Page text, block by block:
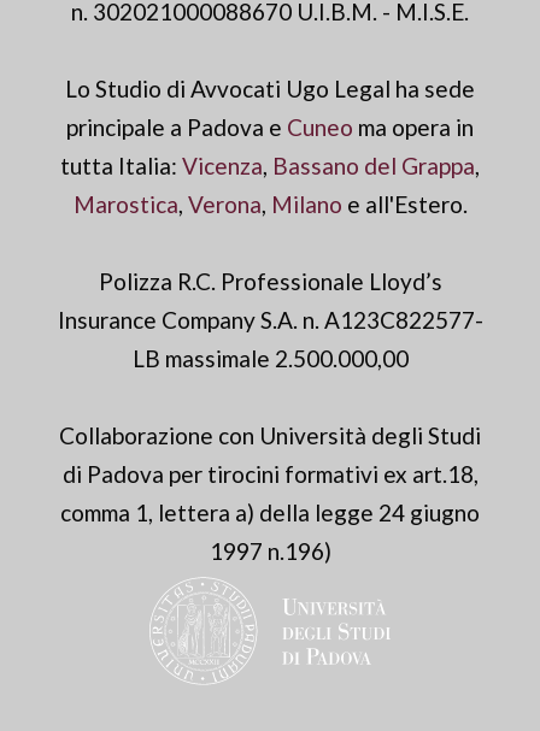
n. 302021000088670 U.I.B.M. - M.I.S.E.
Lo Studio di Avvocati Ugo Legal ha sede
principale a Padova e Cuneo ma opera in
tutta Italia: Vicenza, Bassano del Grappa,
Marostica, Verona, Milano e all'Estero.
Polizza R.C. Professionale Lloyd’s
Insurance Company S.A. n. A123C822577-
LB massimale 2.500.000,00
Collaborazione con Università degli Studi
di Padova per tirocini formativi ex art.18,
comma 1, lettera a) della legge 24 giugno
1997 n.196)